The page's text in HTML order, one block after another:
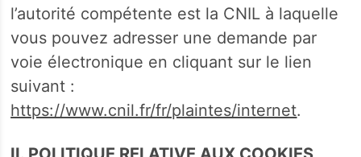
l’autorité compétente est la CNIL à laquelle
vous pouvez adresser une demande par
voie électronique en cliquant sur le lien
suivant :
https://www.cnil.fr/fr/plaintes/internet.